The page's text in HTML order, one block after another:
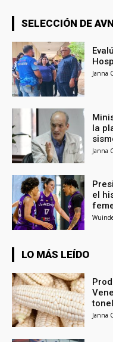
SELECCIÓN DE AVN
Janna
la
Janna
el
LO MÁS LEÍDO
Janna